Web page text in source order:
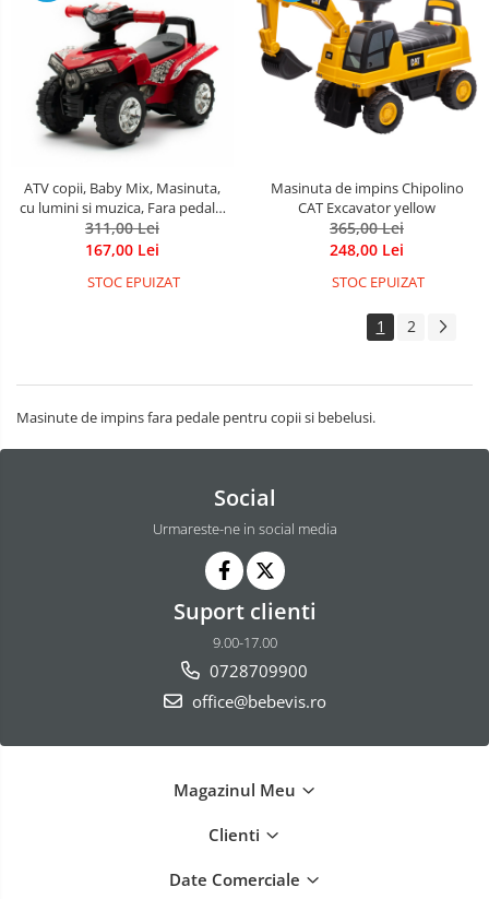
ATV copii, Baby Mix, Masinuta,
cu lumini si muzica, Fara pedale,
60 x 38 x 42 cm, Red
311,00 Lei
167,00 Lei
STOC EPUIZAT
Masinuta de impins Chipolino
CAT Excavator yellow
365,00 Lei
248,00 Lei
STOC EPUIZAT
1 2
Masinute de impins fara pedale pentru copii si bebelusi.
Social
Urmareste-ne in social media
Suport clienti
9.00-17.00
0728709900
office@bebevis.ro
Magazinul Meu
Clienti
Date Comerciale